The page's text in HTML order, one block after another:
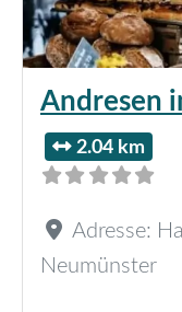
Andresen
2.04 km
Adresse:
Neumünster